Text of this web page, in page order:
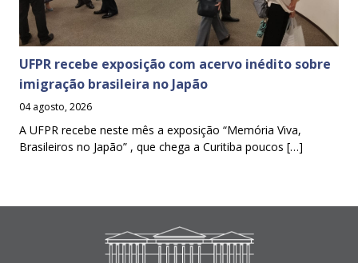
UFPR recebe exposição com acervo inédito sobre
imigração brasileira no Japão
04 agosto, 2026
A UFPR recebe neste mês a exposição “Memória Viva,
Brasileiros no Japão” , que chega a Curitiba poucos […]